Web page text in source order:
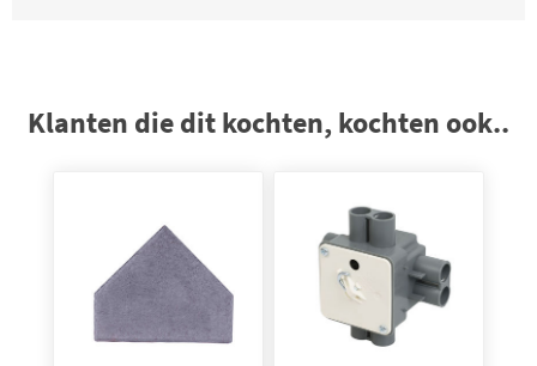
Klanten die dit kochten, kochten ook..